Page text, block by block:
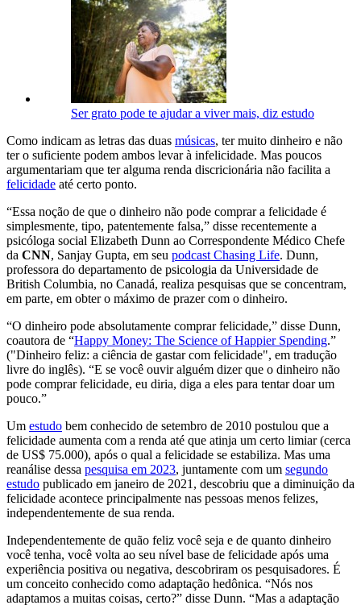
Ser grato pode te ajudar a viver mais, diz estudo
Como indicam as letras das duas músicas, ter muito dinheiro e não
ter o suficiente podem ambos levar à infelicidade. Mas poucos
argumentariam que ter alguma renda discricionária não facilita a
felicidade até certo ponto.
“Essa noção de que o dinheiro não pode comprar a felicidade é
simplesmente, tipo, patentemente falsa,” disse recentemente a
psicóloga social Elizabeth Dunn ao Correspondente Médico Chefe
da CNN, Sanjay Gupta, em seu podcast Chasing Life. Dunn,
professora do departamento de psicologia da Universidade de
British Columbia, no Canadá, realiza pesquisas que se concentram,
em parte, em obter o máximo de prazer com o dinheiro.
“O dinheiro pode absolutamente comprar felicidade,” disse Dunn,
coautora de “Happy Money: The Science of Happier Spending.”
("Dinheiro feliz: a ciência de gastar com felicidade", em tradução
livre do inglês). “E se você ouvir alguém dizer que o dinheiro não
pode comprar felicidade, eu diria, diga a eles para tentar doar um
pouco.”
Um estudo bem conhecido de setembro de 2010 postulou que a
felicidade aumenta com a renda até que atinja um certo limiar (cerca
de US$ 75.000), após o qual a felicidade se estabiliza. Mas uma
reanálise dessa pesquisa em 2023, juntamente com um segundo
estudo publicado em janeiro de 2021, descobriu que a diminuição da
felicidade acontece principalmente nas pessoas menos felizes,
independentemente de sua renda.
Independentemente de quão feliz você seja e de quanto dinheiro
você tenha, você volta ao seu nível base de felicidade após uma
experiência positiva ou negativa, descobriram os pesquisadores. É
um conceito conhecido como adaptação hedônica. “Nós nos
adaptamos a muitas coisas, certo?” disse Dunn. “Mas a adaptação